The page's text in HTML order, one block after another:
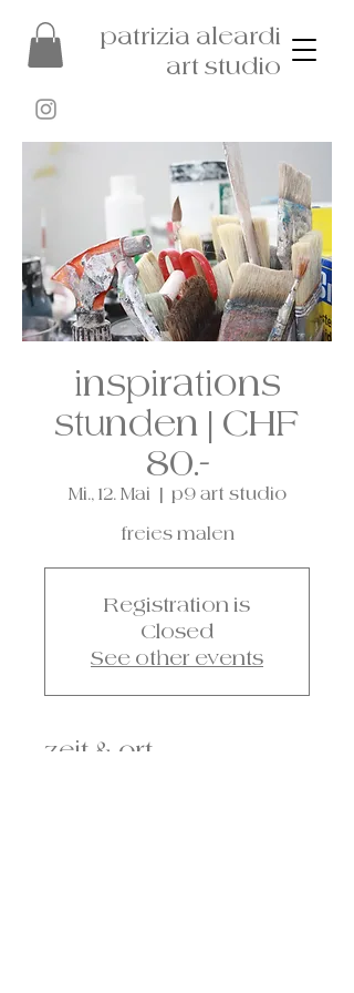
patrizia aleardi
art studio
inspirations
stunden | CHF
80.-
Mi., 12. Mai
  |
p9 art studio
freies malen
Registration is
Closed
See other events
zeit & ort